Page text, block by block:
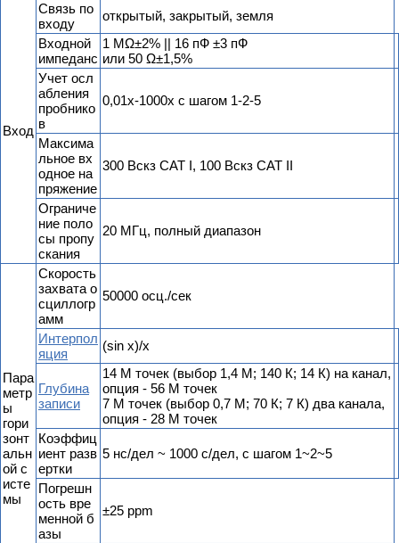
Вход
Связь по
входу
открытый, закрытый, земля
Входной
импеданс
1 MΩ±2% || 16 пФ ±3 пФ
или 50 Ω±1,5%
Учет осл
абления
пробнико
в
0,01х-1000х с шагом 1-2-5
Максима
льное вх
одное на
пряжение
300 Вскз CAT I, 100 Вскз CAT II
Ограниче
ние поло
сы пропу
скания
20 МГц, полный диапазон
Пара
метр
ы
гори
зонт
альн
ой с
исте
мы
Скорость
захвата о
сциллогр
амм
50000 осц./сек
Интерпол
яция
(sin x)/x
Глубина
записи
14 М точек (выбор 1,4 М; 140 К; 14 К) на канал,
опция - 56 М точек
7 М точек (выбор 0,7 М; 70 К; 7 К) два канала,
опция - 28 М точек
Коэффиц
иент разв
ертки
5 нс/дел ~ 1000 с/дел, с шагом 1~2~5
Погрешн
ость вре
менной б
азы
±25 ppm